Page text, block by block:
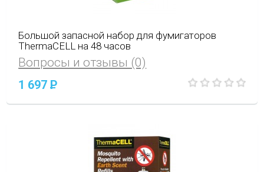
Большой запасной набор для фумигаторов
ThermaCELL на 48 часов
Вопросы и отзывы (0)
1 697P